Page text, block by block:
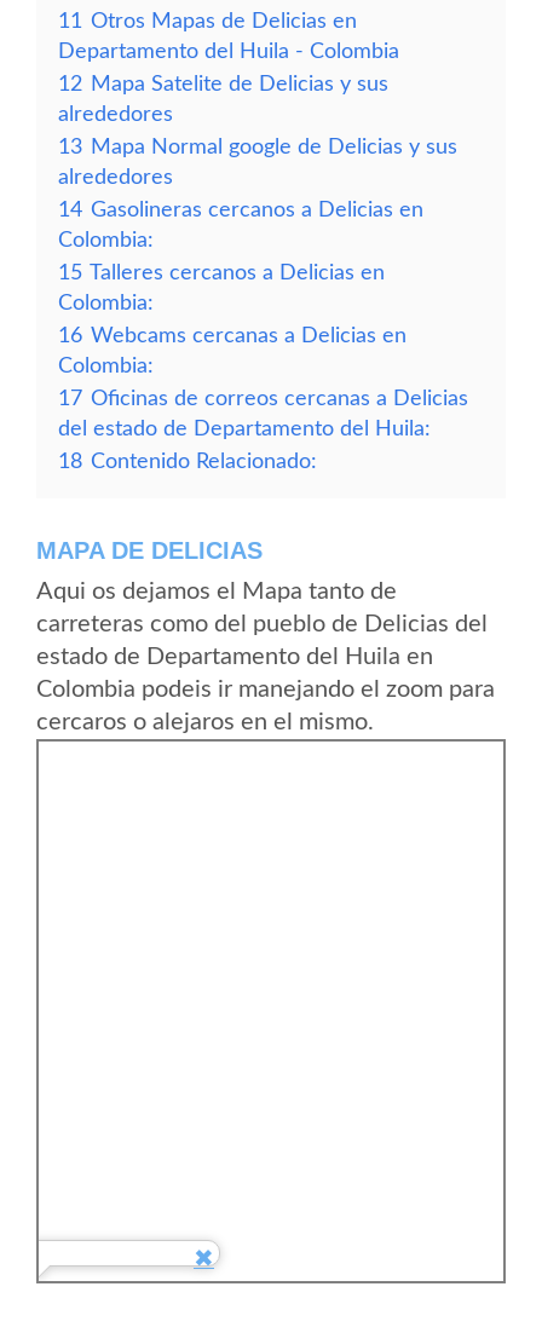
11 Otros Mapas de Delicias en
Departamento del Huila - Colombia
12 Mapa Satelite de Delicias y sus
alrededores
13 Mapa Normal google de Delicias y sus
alrededores
14 Gasolineras cercanos a Delicias en
Colombia:
15 Talleres cercanos a Delicias en
Colombia:
16 Webcams cercanas a Delicias en
Colombia:
17 Oficinas de correos cercanas a Delicias
del estado de Departamento del Huila:
18 Contenido Relacionado:
MAPA DE DELICIAS
Aqui os dejamos el Mapa tanto de
carreteras como del pueblo de Delicias del
estado de Departamento del Huila en
Colombia podeis ir manejando el zoom para
cercaros o alejaros en el mismo.